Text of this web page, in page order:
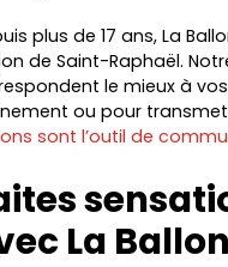
plus de 17 ans, La
de Saint-Raphaël.
le mieux à
ou pour
sont l’outil de
La